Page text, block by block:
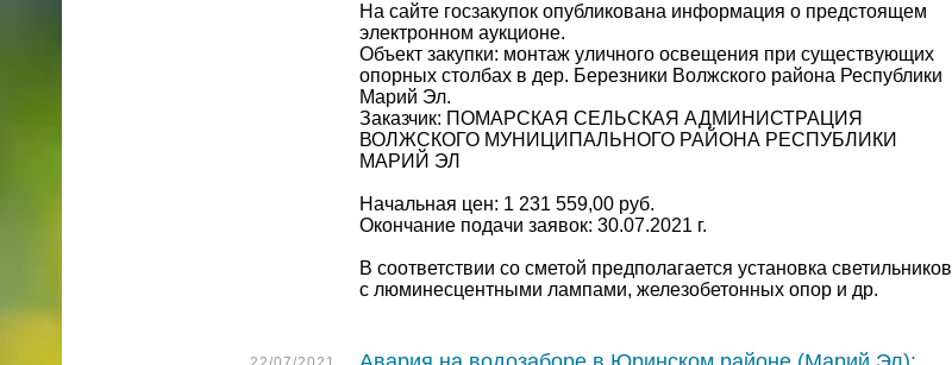
На сайте госзакупок опубликована информация о предстоящем
электронном аукционе.
Объект закупки: монтаж уличного освещения при существующих
опорных столбах в дер. Березники Волжского района Республики
Марий Эл.
Заказчик: ПОМАРСКАЯ СЕЛЬСКАЯ АДМИНИСТРАЦИЯ
ВОЛЖСКОГО МУНИЦИПАЛЬНОГО РАЙОНА РЕСПУБЛИКИ
МАРИЙ ЭЛ
Начальная цен: 1 231 559,00 руб.
Окончание подачи заявок: 30.07.2021 г.
В соответствии со сметой предполагается установка светильников
с люминесцентными лампами, железобетонных опор и др.